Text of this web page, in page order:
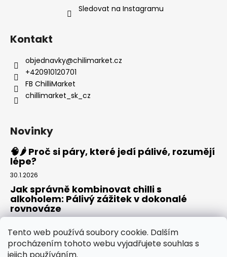
Tento web používá soubory cookie. Dalším
procházením tohoto webu vyjadřujete souhlas s
Sledovat na Instagramu
Kontakt
objednavky@chilimarket.cz
+420910120701
FB ChilliMarket
chillimarket_sk_cz
Novinky
🧠🌶️ Proč si páry, které jedí pálivé, rozumějí
lépe?
30.1.2026
Jak správně kombinovat chilli s
alkoholem: Pálivý zážitek v dokonalé
rovnováze
Rajská omáčka: Domácí základ pro pizzu,
těstoviny i omáčky